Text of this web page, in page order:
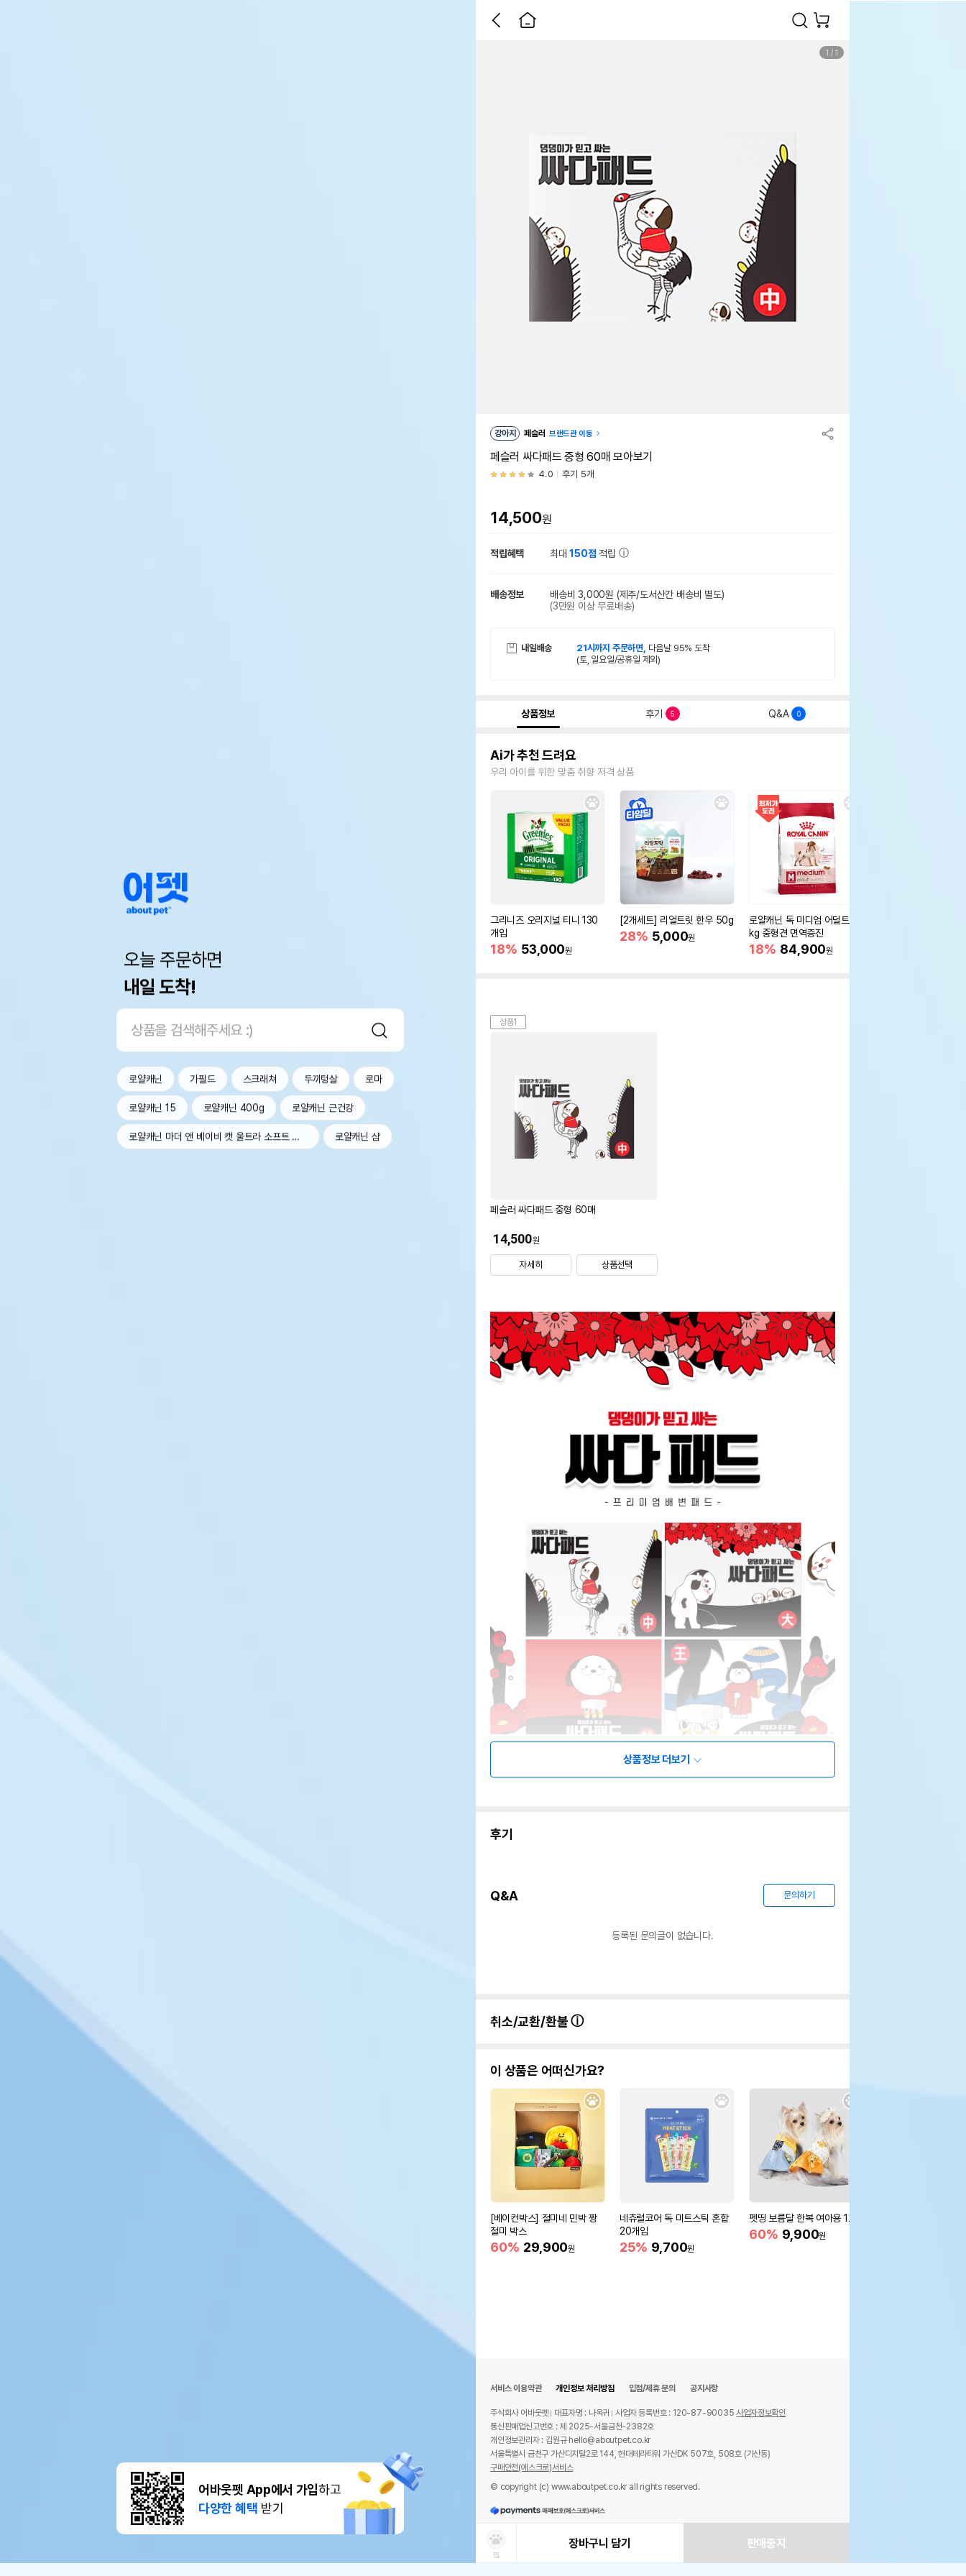
오늘 주문하면
내일 도착!
로얄캐닌 가필드 스크래쳐 두끼텅살 로마
로얄캐닌 15 로얄캐닌 400g 로얄캐닌 근건강
로얄캐닌 마더 앤 베이비 캣 울트라 소프트 무스 트레이 100g 로얄캐닌 샴
어바웃펫 App에서 가입하고
다양한 혜택 받기
1 / 1
강아지 페슬러 브랜드관 이동
페슬러 싸다패드 중형 60매 모아보기
4.0 후기 5개
14,500원
적립혜택 최대150점 적립
배송정보 배송비 3,000원 (제주/도서산간 배송비 별도)
(3만원 이상 무료배송)
내일배송 21시까지 주문하면, 다음날 95% 도착
(토, 일요일/공휴일 제외)
상품정보 후기 5 Q&A 0
Ai가 추천 드려요
우리 아이를 위한 맞춤 취향 저격 상품
그리니즈 오리지널 티니 130
개입
18% 53,000원
[2개세트] 리얼트릿 한우 50g
28% 5,000원
로얄캐닌 독 미디엄 어덜트 10
kg 중형견 면역증진
18% 84,900원
상품1
페슬러 싸다패드 중형 60매
14,500원
자세히 상품선택
상품정보 더보기
후기
Q&A 문의하기
등록된 문의글이 없습니다.
취소/교환/환불
이 상품은 어떠신가요?
[베이컨박스] 절미네 민박 짱
절미 박스
60% 29,900원
네츄럴코어 독 미트스틱 혼합
20개입
25% 9,700원
펫띵 보름달 한복 여아용 1호
60% 9,900원
찜
장바구니 담기 판매중지
서비스 이용약관 개인정보 처리방침 입점/제휴 문의 공지사항
주식회사 어바웃펫 대표자명 : 나옥귀 사업자 등록번호 : 120-87-90035사업자정보확인
통신판매업신고번호 : 제 2025-서울금천-2382호
개인정보관리자 : 김원규 hello@aboutpet.co.kr
서울특별시 금천구 가산디지털2로 144, 현대테라타워 가산DK 507호, 508호 (가산동)
구매안전(에스크로)서비스
© copyright (c) www.aboutpet.co.kr all rights reserved.